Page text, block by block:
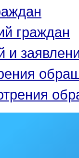
граждан